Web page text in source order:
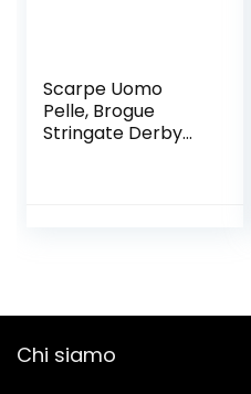
Scarpe Uomo
Pelle, Brogue
Stringate Derby
Chi siamo